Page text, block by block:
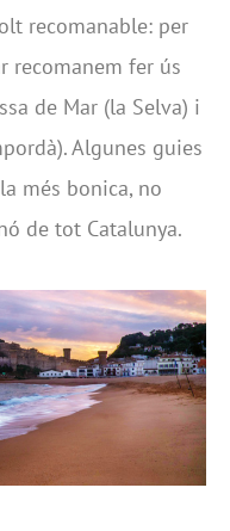
recomanable: per
recomanem fer ús
de Mar (la Selva) i
Algunes guies
més bonica, no
de tot Catalunya.